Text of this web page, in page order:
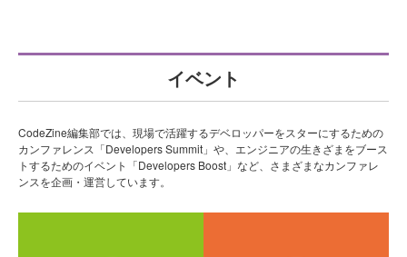
イベント
CodeZine編集部では、現場で活躍するデベロッパーをスターにするための
カンファレンス「Developers Summit」や、エンジニアの生きざまをブース
トするためのイベント「Developers Boost」など、さまざまなカンファレ
ンスを企画・運営しています。